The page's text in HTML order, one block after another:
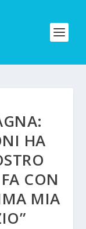
HA
CON
MIA